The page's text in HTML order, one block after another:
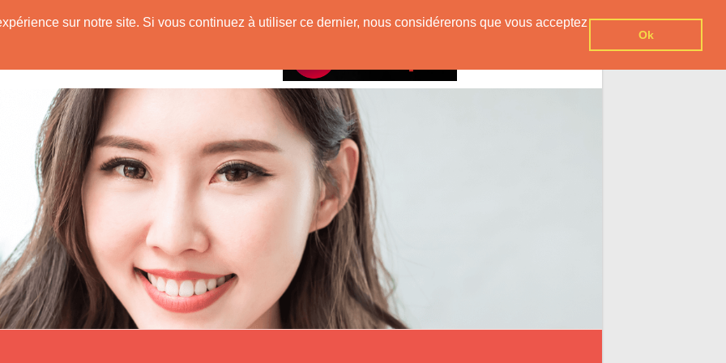
sur notre site. Si vous continuez à utiliser ce dernier, nous considérerons que vous acceptez
Ok
Originaire de Chine !